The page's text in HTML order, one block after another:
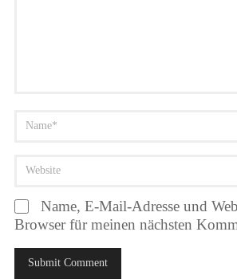
Name, E-Mail-Adresse und
Browser für meinen nächsten